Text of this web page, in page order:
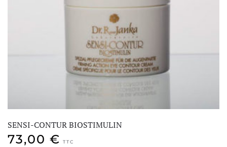
SENSI-CONTUR BIOSTIMULIN
73,00 € TTC